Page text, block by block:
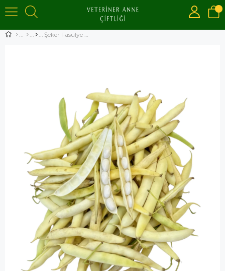
Şeker Fasulye Kabuklu 1kg